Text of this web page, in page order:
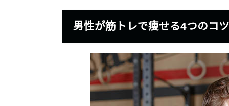
男性が筋トレで痩せる4つのコツ